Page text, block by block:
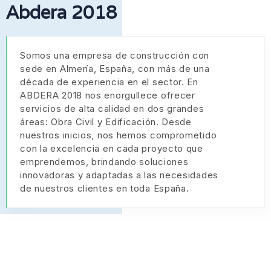
Abdera 2018
Somos una empresa de construcción con
sede en Almería, España, con más de una
década de experiencia en el sector. En
ABDERA 2018 nos enorgullece ofrecer
servicios de alta calidad en dos grandes
áreas: Obra Civil y Edificación. Desde
nuestros inicios, nos hemos comprometido
con la excelencia en cada proyecto que
emprendemos, brindando soluciones
innovadoras y adaptadas a las necesidades
de nuestros clientes en toda España.